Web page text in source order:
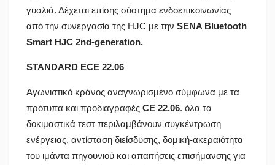
γυαλιά. Δέχεται επίσης σύστημα ενδοεπικοινωνίας
από την συνεργασία της HJC με την SENA Bluetooth
Smart HJC 2nd-generation.
STANDARD ECE 22.06
Αγωνιστικό κράνος αναγνωρισμένο σύμφωνα με τα
πρότυπα και προδιαγραφές CE 22.06. όλα τα
δοκιμαστικά τεστ περιλαμβάνουν συγκέντρωση
ενέργειας, αντίσταση διείσδυσης, δομική-ακεραιότητα
του ιμάντα πηγουνιού και απαιτήσεις επισήμανσης για